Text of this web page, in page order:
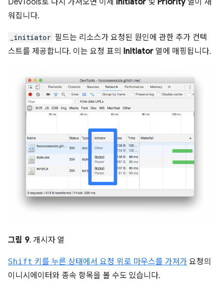
워집니다.
_initiator 필드는 리소스가 요청된 원인에 관한 추가 컨텍
스트를 제공합니다. 이는 요청 표의 Initiator 열에 매핑됩니다.
그림 9. 개시자 열
Shift 키를 누른 상태에서 요청 위로 마우스를 가져가 요청의
이니시에이터와 종속 항목을 볼 수도 있습니다.